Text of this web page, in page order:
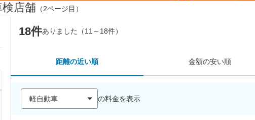
店舗 （2ページ目）
18件ありました（11～18件）
距離の近い順 金額の安い順
の料金を表示